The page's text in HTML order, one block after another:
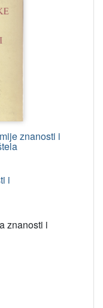
znanosti i
i
znanosti i